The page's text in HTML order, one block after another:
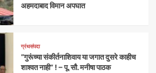
अहमदाबाद विमान अपघात
ग्रंथसंपदा
“गुरूंच्या संकीर्तनाशिवाय या जगात दुसरे काहीच
शाश्वत नाही” ! – पू. सौ. मनीषा पाठक